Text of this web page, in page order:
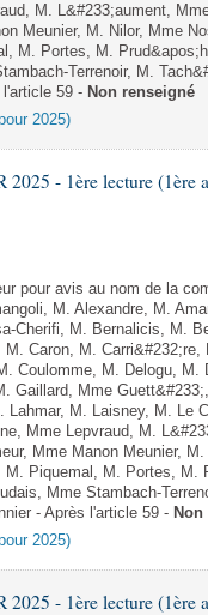
M. L&#233;aument,
Meunier, M. Nilor, Mme
M. Portes, M.
Terrenoir, M.
l'article 59 - Non renseigné
2025)
- 1ère lecture (1ère
pour avis au nom de la
M. Alexandre, M.
Cherifi, M. Bernalicis, M.
Caron, M.
Coulomme, M. Delogu, M.
Gaillard, Mme
Lahmar, M. Laisney, M. Le
Mme Lepvraud, M.
Mme Manon Meunier,
Piquemal, M. Portes, M.
Mme Stambach-
- Après l'article 59 -
2025)
- 1ère lecture (1ère